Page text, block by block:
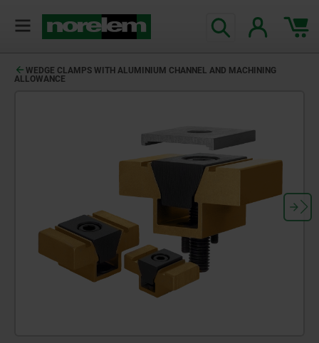
WEDGE CLAMPS WITH ALUMINIUM CHANNEL AND MACHINING
ALLOWANCE